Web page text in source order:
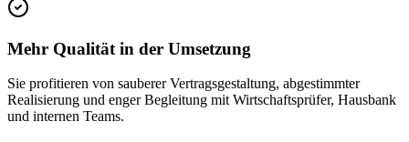
Mehr Qualität in der Umsetzung
Sie profitieren von sauberer Vertragsgestaltung, abgestimmter
Realisierung und enger Begleitung mit Wirtschaftsprüfer, Hausbank
und internen Teams.